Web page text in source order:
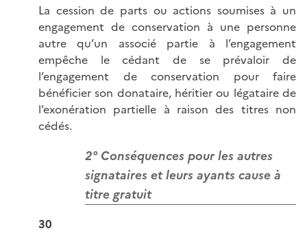
La cession de parts ou actions soumises à un
engagement de conservation à une personne
autre qu’un associé partie à l’engagement
empêche le cédant de se prévaloir de
l’engagement de conservation pour faire
bénéficier son donataire, héritier ou légataire de
l’exonération partielle à raison des titres non
cédés.
2° Conséquences pour les autres
signataires et leurs ayants cause à
titre gratuit
30